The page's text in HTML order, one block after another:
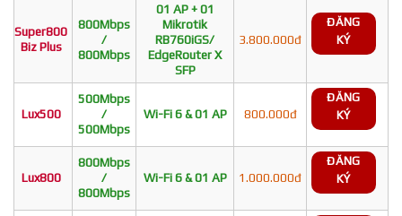
Super800
Biz Plus
800Mbps
/
800Mbps
01 AP + 01
Mikrotik
RB760iGS/
EdgeRouter X
SFP
3.800.000đ
ĐĂNG
KÝ
Lux500
500Mbps
/
500Mbps
Wi-Fi 6 & 01 AP 800.000đ
ĐĂNG
KÝ
Lux800
800Mbps
/
800Mbps
Wi-Fi 6 & 01 AP 1.000.000đ
ĐĂNG
KÝ